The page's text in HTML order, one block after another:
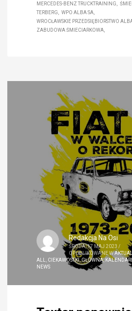
MERCEDES-BENZ TRUCKTRAINING
TERBERG
WPO ALBA SA
WROCŁAWSKIE PRZEDSIĘBIORSTWO
ZABUDOWA ŚMIECIARKOWA
Redakcja Na Osi
ŚRODA, 17 MAJ 2023 /
OPUBLIKOWANE W
ALL
CIEKAWOSTKI,GŁÓWNA,
NEWS